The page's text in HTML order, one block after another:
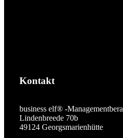
Kontakt
business elf® -
Lindenbreede 70b
49124 Georgsmarienhütte